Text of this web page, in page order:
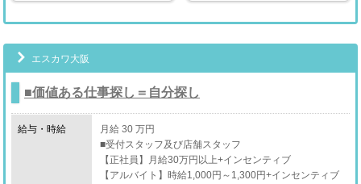
短期間での昇進と昇給が可能です。
ります。
【石川エリア】金沢
【静岡エリア】浜松
エスカワ大阪
■価値ある仕事探し＝自分探し
給与・時給
月給 30 万円
■受付スタッフ及び店舗スタッフ
【正社員】月給30万円以上+インセンティブ
【アルバイト】時給1,000円～1,300円+インセンティブ